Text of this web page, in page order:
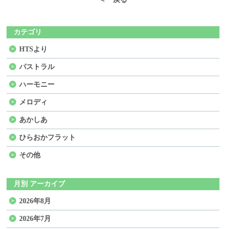
カテゴリ
HTSより
パストラル
ハーモニー
メロディ
あかしあ
ひらおかフラット
その他
月別 アーカイブ
2026年8月
2026年7月